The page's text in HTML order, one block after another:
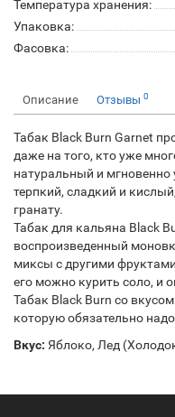
Температура хранения:
Упаковка:
Фасовка:
Описание Отзывы 0
Табак Black Burn Garnet
даже на того, кто уже
натуральный и
терпкий, сладкий и
гранату.
Табак для кальяна Black
воспроизведенный
миксы с другими
его можно курить соло, и
Табак Black Burn со
которую обязательно
Вкус: Яблоко, Лед